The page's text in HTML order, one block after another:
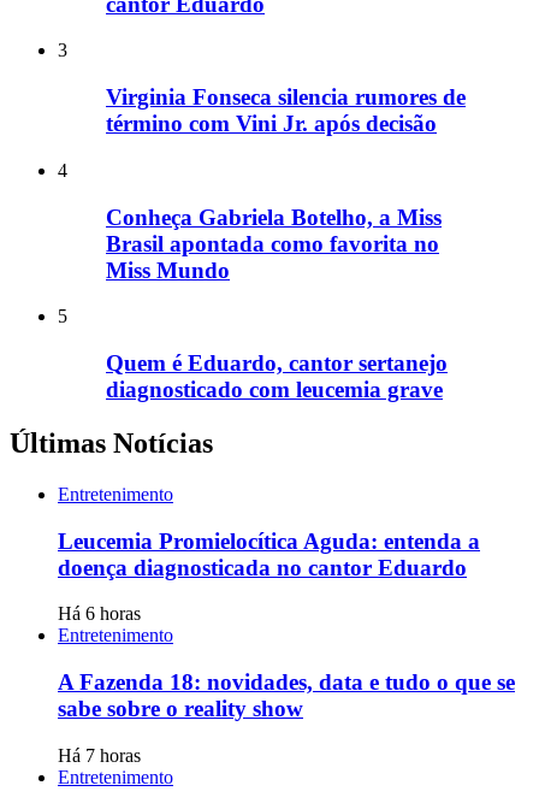
3
Virginia Fonseca silencia rumores de
término com Vini Jr. após decisão
4
Conheça Gabriela Botelho, a Miss
Brasil apontada como favorita no
Miss Mundo
5
Quem é Eduardo, cantor sertanejo
diagnosticado com leucemia grave
Últimas Notícias
Entretenimento
Leucemia Promielocítica Aguda: entenda a
doença diagnosticada no cantor Eduardo
Há 6 horas
Entretenimento
A Fazenda 18: novidades, data e tudo o que se
sabe sobre o reality show
Há 7 horas
Entretenimento